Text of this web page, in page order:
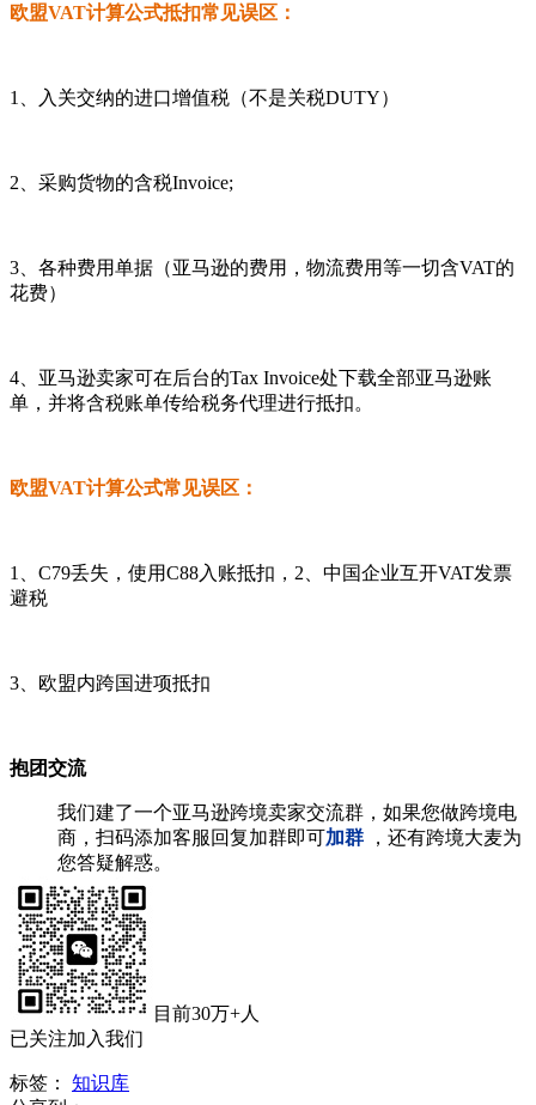
欧盟VAT计算公式抵扣常见误区：
1、入关交纳的进口增值税（不是关税DUTY）
2、采购货物的含税Invoice;
3、各种费用单据（亚马逊的费用，物流费用等一切含VAT的
花费）
4、亚马逊卖家可在后台的Tax Invoice处下载全部亚马逊账
单，并将含税账单传给税务代理进行抵扣。
欧盟VAT计算公式常见误区：
1、C79丢失，使用C88入账抵扣，2、中国企业互开VAT发票
避税
3、欧盟内跨国进项抵扣
抱团交流
我们建了一个亚马逊跨境卖家交流群，如果您做跨境电
商，扫码添加客服回复加群即可加群
，还有跨境大麦为
您答疑解惑。
目前30万+人
已关注加入我们
标签：
知识库